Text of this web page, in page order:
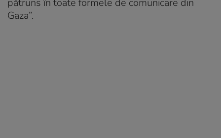
pătruns în toate formele de comunicare din
Gaza”.